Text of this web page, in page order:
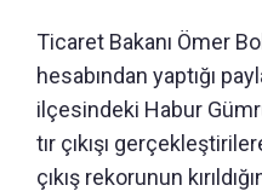
Ticaret Bakanı Ömer
hesabından yaptığı
ilçesindeki Habur
tır çıkışı
çıkış rekorunun